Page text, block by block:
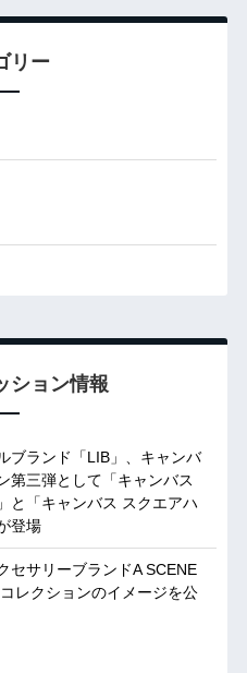
リー
ション情報
ブランド「LIB」、キャンバ
第三弾として「キャンバス
と「キャンバス スクエアハ
登場
セサリーブランドA SCENE
レクションのイメージを公